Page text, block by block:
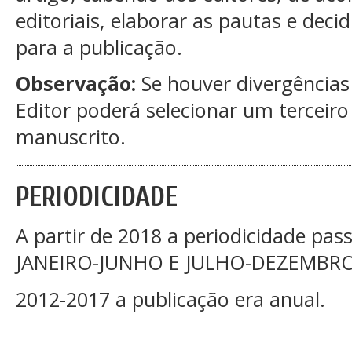
editoriais, elaborar as pautas e
para a publicação.
Observação: Se houver
Editor poderá selecionar um
manuscrito.
PERIODICIDADE
A partir de 2018 a periodicidade
JANEIRO-JUNHO E JULHO-
2012-2017 a publicação era anual.